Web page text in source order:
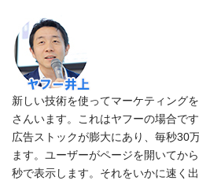
新しい技術を使ってマーケティング
さんいます。これはヤフーの場合で
広告ストックが膨大にあり、毎秒30
ます。ユーザーがページを開いてか
秒で表示します。それをいかに速く